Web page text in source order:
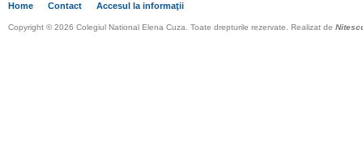
Home Contact Accesul la informaţii
Copyright © 2026 Colegiul National Elena Cuza. Toate drepturile rezervate. Realizat de